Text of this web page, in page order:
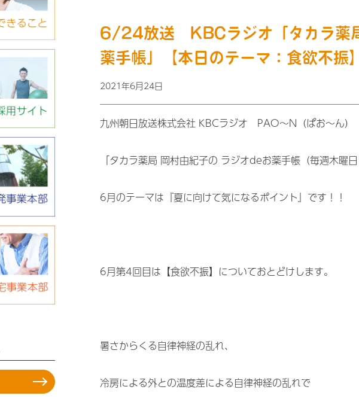
6/24放送 KBCラジオ「タカラ薬
薬手帳」【本日のテーマ：食欲不振】
2021年6月24日
九州朝日放送株式会社 KBCラジオ PAO～N（ぱお～ん）
「タカラ薬局 岡村由紀子の ラジオdeお薬手帳（毎週木曜
6月のテーマは『夏に向けて気になるポイント』です！！
6月第4回目は【食欲不振】についておとどけします。
暑さからくる自律神経の乱れ、
冷房による外との温度差による自律神経の乱れで